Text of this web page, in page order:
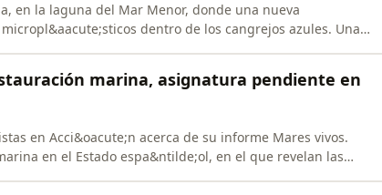
en la laguna del Mar Menor, donde una nueva
dentro de los cangrejos azules. Una
marina, asignatura pendiente en
en Acci&oacute;n acerca de su informe Mares vivos.
en el Estado espa&ntilde;ol, en el que revelan las